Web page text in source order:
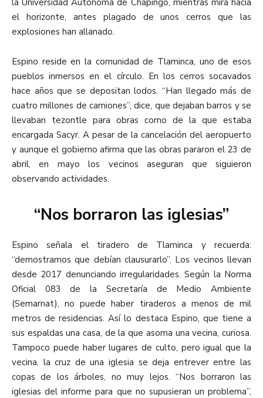
el horizonte, antes plagado de unos cerros que las
explosiones han allanado.
Espino reside en la comunidad de Tlaminca, uno de esos
pueblos inmersos en el círculo. En los cerros socavados
hace años que se depositan lodos. “Han llegado más de
cuatro millones de camiones”, dice, que dejaban barros y se
llevaban tezontle para obras como de la que estaba
encargada Sacyr. A pesar de la cancelación del aeropuerto
y aunque el gobierno afirma que las obras pararon el 23 de
abril, en mayo los vecinos aseguran que siguieron
observando actividades.
“Nos borraron las iglesias”
Espino señala el tiradero de Tlaminca y recuerda:
“demostramos que debían clausurarlo”. Los vecinos llevan
desde 2017 denunciando irregularidades. Según la Norma
Oficial 083 de la Secretaría de Medio Ambiente
(Semarnat), no puede haber tiraderos a menos de mil
metros de residencias. Así lo destaca Espino, que tiene a
sus espaldas una casa, de la que asoma una vecina, curiosa.
Tampoco puede haber lugares de culto, pero igual que la
vecina, la cruz de una iglesia se deja entrever entre las
copas de los árboles, no muy lejos. “Nos borraron las
iglesias del informe para que no supusieran un problema”,